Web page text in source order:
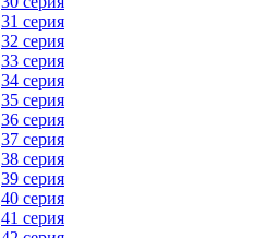
31 серия
32 серия
33 серия
34 серия
35 серия
36 серия
37 серия
38 серия
39 серия
40 серия
41 серия